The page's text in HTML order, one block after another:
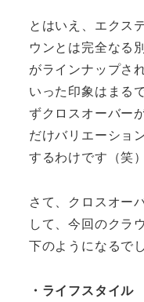
とはいえ、エクス
ウンとは完全なる
がラインナップさ
いった印象はまる
ずクロスオーバー
だけバリエーショ
するわけです（笑）
さて、クロスオー
して、今回のクラ
下のようになるで
・ライフスタイル